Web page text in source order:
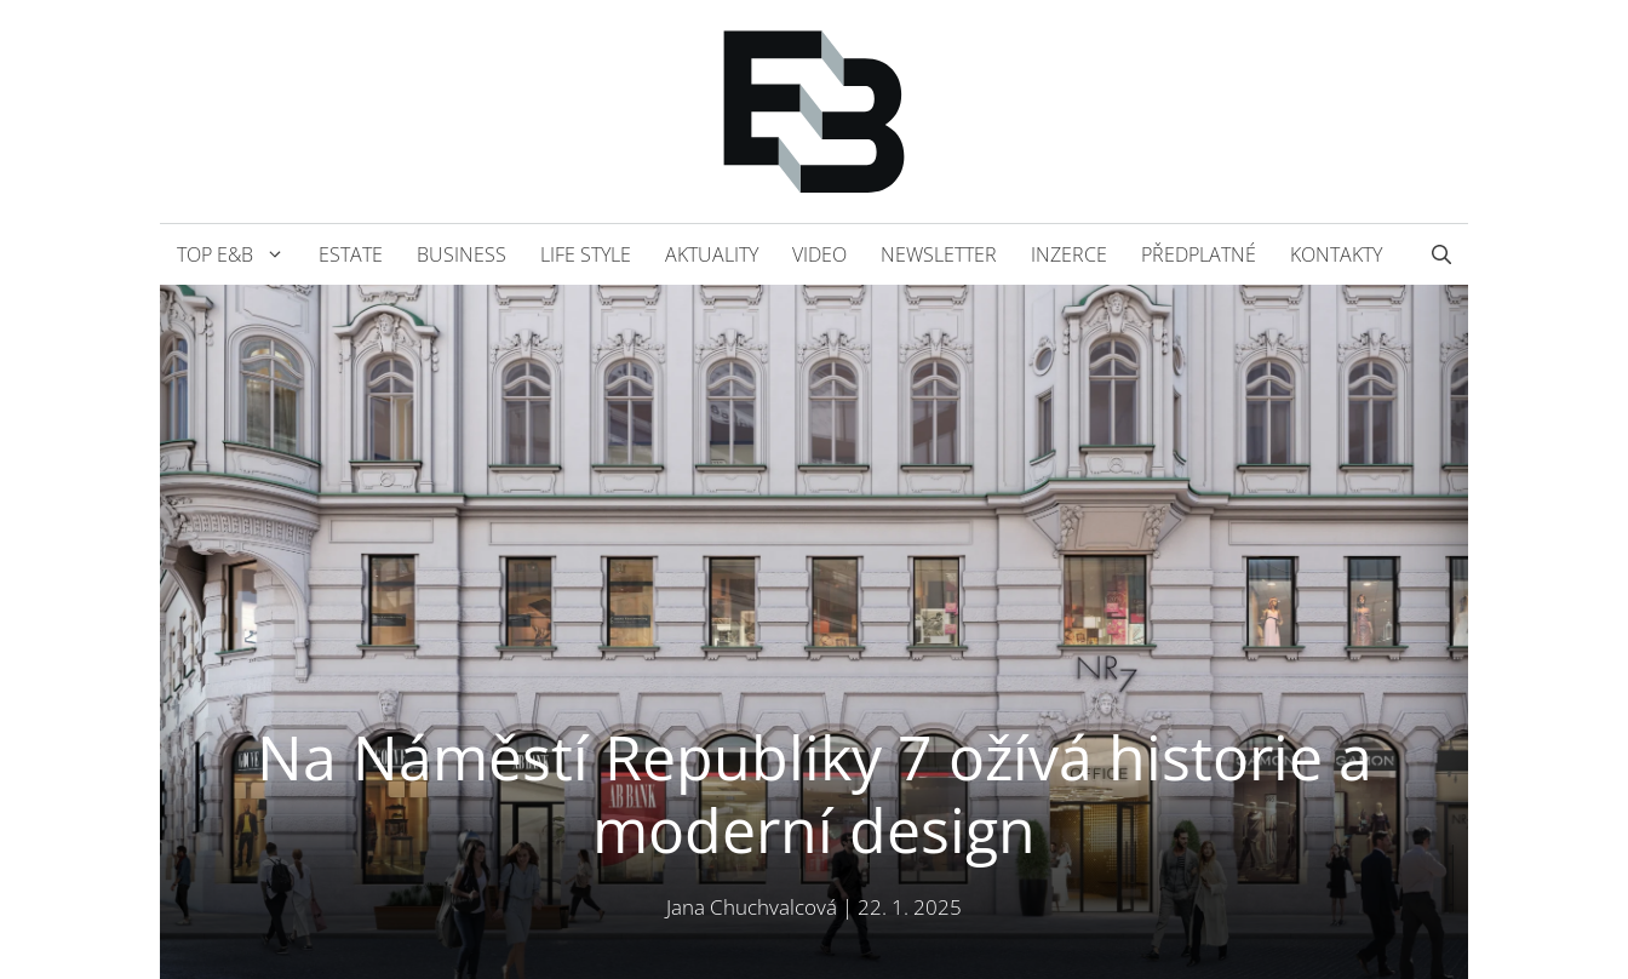
TOP E&B ESTATE BUSINESS LIFE STYLE AKTUALITY VIDEO NEWSLETTER INZERCE PŘEDPLATNÉ KONTAKTY
Na Náměstí Republiky 7 ožívá historie a
moderní design
Jana Chuchvalcová| 22. 1. 2025